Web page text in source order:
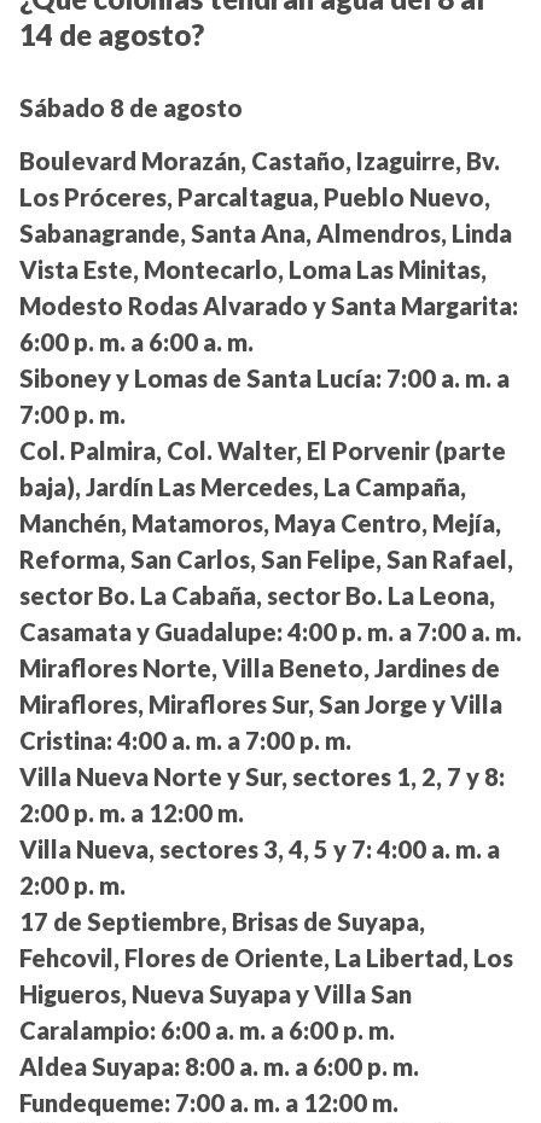
14 de agosto?
Sábado 8 de agosto
Boulevard Morazán, Castaño, Izaguirre, Bv.
Los Próceres, Parcaltagua, Pueblo Nuevo,
Sabanagrande, Santa Ana, Almendros, Linda
Vista Este, Montecarlo, Loma Las Minitas,
Modesto Rodas Alvarado y Santa Margarita:
6:00 p. m. a 6:00 a. m.
Siboney y Lomas de Santa Lucía: 7:00 a. m. a
7:00 p. m.
Col. Palmira, Col. Walter, El Porvenir (parte
baja), Jardín Las Mercedes, La Campaña,
Manchén, Matamoros, Maya Centro, Mejía,
Reforma, San Carlos, San Felipe, San Rafael,
sector Bo. La Cabaña, sector Bo. La Leona,
Casamata y Guadalupe: 4:00 p. m. a 7:00 a. m.
Miraflores Norte, Villa Beneto, Jardines de
Miraflores, Miraflores Sur, San Jorge y Villa
Cristina: 4:00 a. m. a 7:00 p. m.
Villa Nueva Norte y Sur, sectores 1, 2, 7 y 8:
2:00 p. m. a 12:00 m.
Villa Nueva, sectores 3, 4, 5 y 7: 4:00 a. m. a
2:00 p. m.
17 de Septiembre, Brisas de Suyapa,
Fehcovil, Flores de Oriente, La Libertad, Los
Higueros, Nueva Suyapa y Villa San
Caralampio: 6:00 a. m. a 6:00 p. m.
Aldea Suyapa: 8:00 a. m. a 6:00 p. m.
Fundequeme: 7:00 a. m. a 12:00 m.